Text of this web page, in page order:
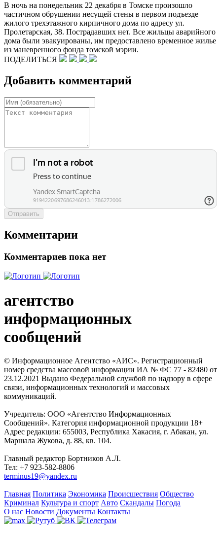
В ночь на понедельник 22 декабря в Томске произошло
частичном обрушении несущей стены в первом подъезде
жилого трехэтажного кирпичного дома по адресу ул.
Пролетарская, 38. Пострадавших нет. Все жильцы аварийного
дома были эвакуированы, им предоставлено временное жилье
из маневренного фонда томской мэрии.
ПОДЕЛИТЬСЯ
Добавить комментарий
Отправить
Комментарии
Комментариев пока нет
агентство
информационных
сообщений
© Информационное Агентство «АИС». Регистрационный
номер средства массовой информации ИА № ФС 77 - 82480 от
23.12.2021 Выдано Федеральной службой по надзору в сфере
связи, информационных технологий и массовых
коммуникаций.
Учредитель: ООО «Агентство Информационных
Сообщений». Категория информационной продукции 18+
Адрес редакции: 655003, Республика Хакасия, г. Абакан, ул.
Маршала Жукова, д. 88, кв. 104.
Главный редактор Бортников А.Л.
Тел: +7 923-582-8806
terminus19@yandex.ru
Главная Политика Экономика Происшествия Общество
Криминал Культура и спорт Авто Скандалы Погода
О нас Новости Документы Контакты